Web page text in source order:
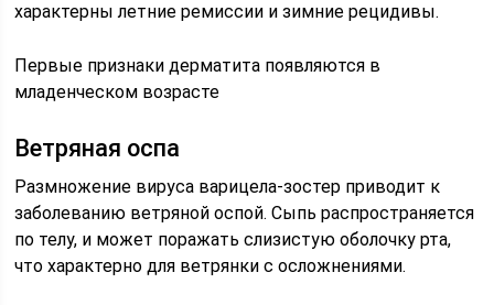
характерны летние ремиссии и зимние рецидивы.
Первые признаки дерматита появляются в
младенческом возрасте
Ветряная оспа
Размножение вируса варицела-зостер приводит к
заболеванию ветряной оспой. Сыпь распространяется
по телу, и может поражать слизистую оболочку рта,
что характерно для ветрянки с осложнениями.